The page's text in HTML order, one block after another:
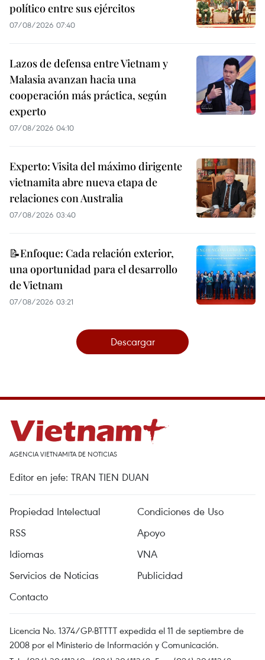
político entre sus ejércitos
07/08/2026 07:40
Lazos de defensa entre Vietnam y
Malasia avanzan hacia una
cooperación más práctica, según
experto
07/08/2026 04:10
Experto: Visita del máximo dirigente
vietnamita abre nueva etapa de
relaciones con Australia
07/08/2026 03:40
📝Enfoque: Cada relación exterior,
una oportunidad para el desarrollo
de Vietnam
07/08/2026 03:21
Descargar
AGENCIA VIETNAMITA DE NOTICIAS
Editor en jefe: TRAN TIEN DUAN
Propiedad Intelectual
Condiciones de Uso
RSS
Apoyo
Idiomas
VNA
Servicios de Noticias
Publicidad
Contacto
Licencia No. 1374/GP-BTTTT expedida el 11 de septiembre de
2008 por el Ministerio de Información y Comunicación.